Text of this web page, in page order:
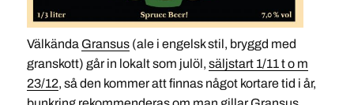
Välkända Gransus(ale i engelsk stil, bryggd med
granskott) går in lokalt som julöl, säljstart 1/11 t o m
23/12, så den kommer att finnas något kortare tid i år,